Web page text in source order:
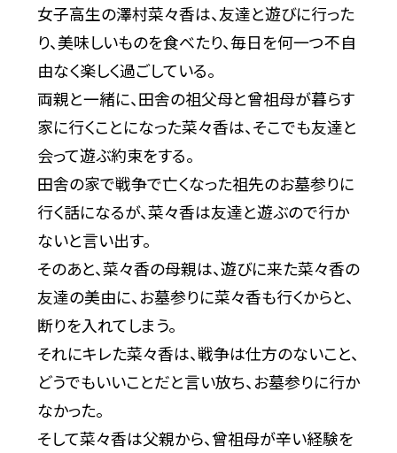
女子高生の澤村菜々香は、友達と遊びに行った
り、美味しいものを食べたり、毎日を何一つ不自
由なく楽しく過ごしている。
両親と一緒に、田舎の祖父母と曾祖母が暮らす
家に行くことになった菜々香は、そこでも友達と
会って遊ぶ約束をする。
田舎の家で戦争で亡くなった祖先のお墓参りに
行く話になるが、菜々香は友達と遊ぶので行か
ないと言い出す。
そのあと、菜々香の母親は、遊びに来た菜々香の
友達の美由に、お墓参りに菜々香も行くからと、
断りを入れてしまう。
それにキレた菜々香は、戦争は仕方のないこと、
どうでもいいことだと言い放ち、お墓参りに行か
なかった。
そして菜々香は父親から、曾祖母が辛い経験を